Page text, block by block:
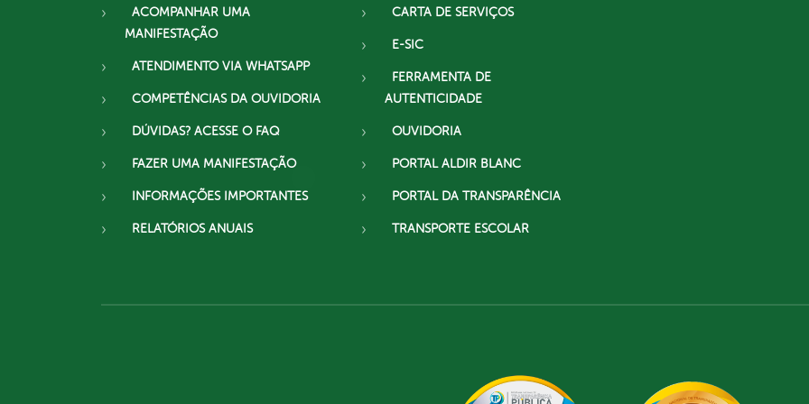
ACOMPANHAR UMA
MANIFESTAÇÃO
ATENDIMENTO VIA WHATSAPP
COMPETÊNCIAS DA OUVIDORIA
DÚVIDAS? ACESSE O FAQ
FAZER UMA MANIFESTAÇÃO
INFORMAÇÕES IMPORTANTES
RELATÓRIOS ANUAIS
CARTA DE SERVIÇOS
E-SIC
FERRAMENTA DE
AUTENTICIDADE
OUVIDORIA
PORTAL ALDIR BLANC
PORTAL DA TRANSPARÊNCIA
TRANSPORTE ESCOLAR